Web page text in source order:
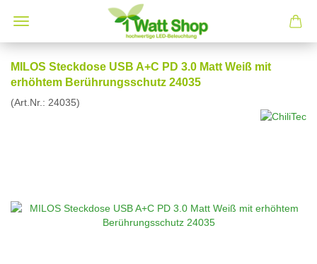
MILOS Steckdose USB A+C PD 3.0 Matt Weiß mit
erhöhtem Berührungsschutz 24035
(Art.Nr.: 24035)